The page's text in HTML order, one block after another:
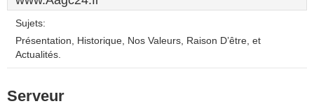
Sujets:
Présentation, Historique, Nos Valeurs, Raison D’être, et
Actualités.
Serveur